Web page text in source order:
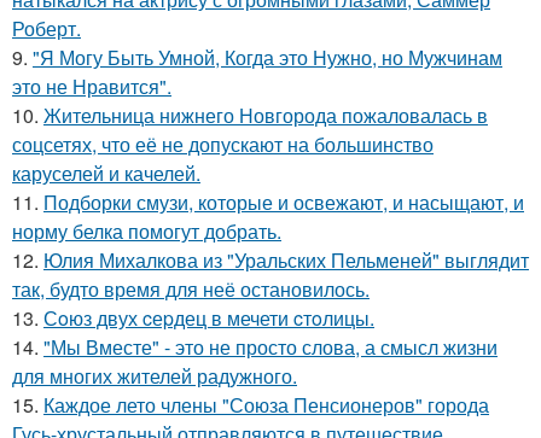
Роберт.
9. "Я Могу Быть Умной, Когда это Нужно, но Мужчинам
это не Нравится".
10. Жительница нижнего Новгорода пожаловалась в
соцсетях, что её не допускают на большинство
каруселей и качелей.
11. Подборки смузи, которые и освежают, и насыщают, и
норму белка помогут добрать.
12. Юлия Михалкова из "Уральских Пельменей" выглядит
так, будто время для неё остановилось.
13. Сoюз двух cеpдец в мечети cтoлицы.
14. "Мы Вместе" - это не просто слова, а смысл жизни
для многих жителей радужного.
15. Каждое лето члены "Союза Пенсионеров" города